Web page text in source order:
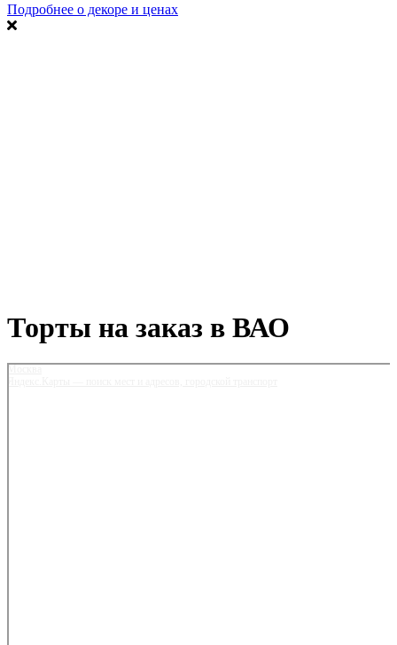
Подробнее о декоре и ценах
Торты на заказ в ВАО